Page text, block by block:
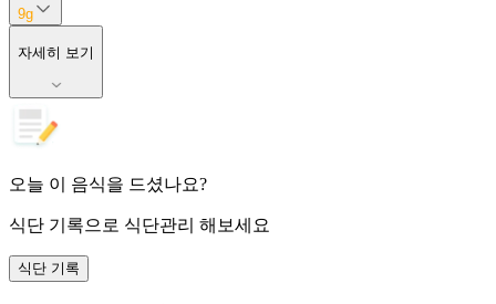
9g
자세히 보기
오늘 이 음식을 드셨나요?
식단 기록으로 식단관리 해보세요
식단 기록